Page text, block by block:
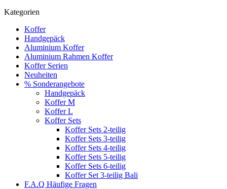
Kategorien
Koffer
Handgepäck
Aluminium Koffer
Aluminium Rahmen Koffer
Koffer Serien
Neuheiten
% Sonderangebote
Handgepäck
Koffer M
Koffer L
Koffer Sets
Koffer Sets 2-teilig
Koffer Sets 3-teilig
Koffer Sets 4-teilig
Koffer Sets 5-teilig
Koffer Sets 6-teilig
Koffer Set 3-teilig Bali
F.A.Q Häufige Fragen